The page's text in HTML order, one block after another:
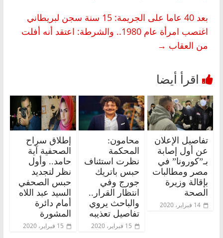
بعد 40 عاما على الجريمة: 15 سنة سجن لبريطاني
اغتصب امرأة عام 1980.. والشرطة: اعتقد أنه أفلت
من العقاب →
تفاصيل الإعلان
عن أول إصابة
بـ”كورونا” في
مصر ومطالبات
بإقالة وزيرة
الصحة
14 فبراير، 2020
محامون:
المحكمة
نظرت استئناف
حبس باتريك
جورج وفي
انتظار القرار..
والباحث يروي
تفاصيل تعذيبه
15 فبراير، 2020
إطلاق سراح
الصحفية آية
حامد.. وأول
نظر لتجديد
حبس الصحفي
السيد عبد اللاه
أمام دائرة
المشورة
15 فبراير، 2020